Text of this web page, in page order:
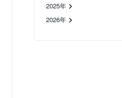
2025年
2026年